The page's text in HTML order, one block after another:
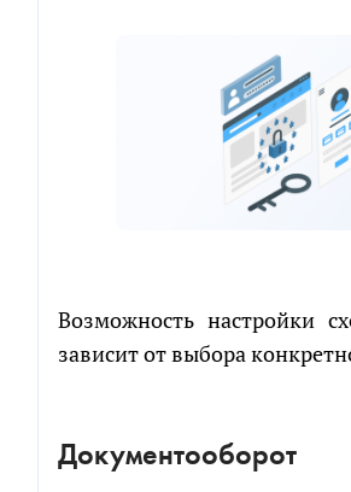
Возможность настройки
зависит от выбора
Документооборот